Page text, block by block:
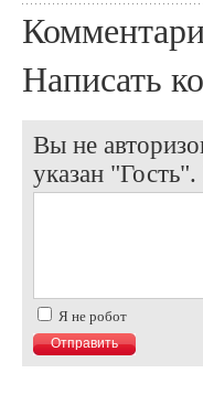
Написать
Вы не
указан "Гость".
Я не робот